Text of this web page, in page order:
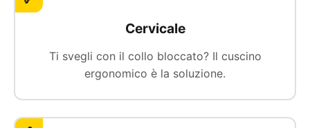
Cervicale
Ti svegli con il collo bloccato? Il cuscino
ergonomico è la soluzione.